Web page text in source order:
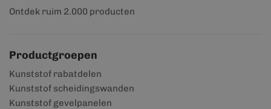
Ontdek ruim 2.000 producten
Productgroepen
Kunststof rabatdelen
Kunststof scheidingswanden
Kunststof gevelpanelen